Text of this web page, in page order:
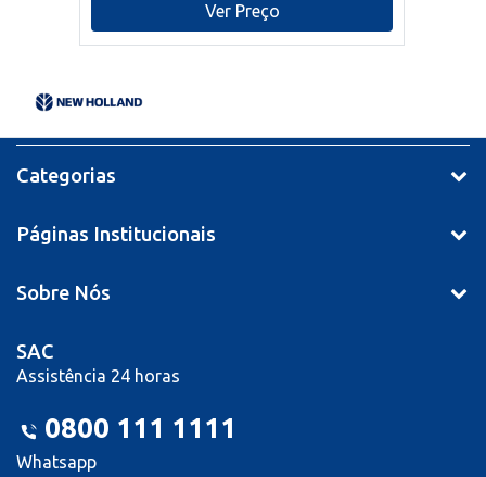
Ver Preço
Categorias
Páginas Institucionais
Sobre Nós
SAC
Assistência 24 horas
0800 111 1111
Whatsapp